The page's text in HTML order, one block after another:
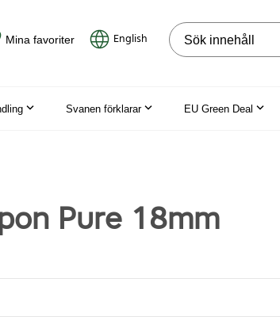
Mina favoriter English Sök på webbplatsen
Svanen förklarar EU Green Deal
Pure 18mm